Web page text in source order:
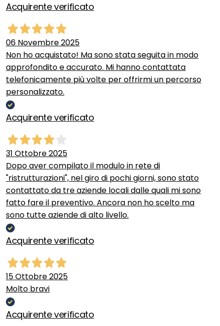
Acquirente verificato
06 Novembre 2025
Non ho acquistato! Ma sono stata seguita in modo
approfondito e accurato. Mi hanno contattata
telefonicamente più volte per offrirmi un percorso
personalizzato.
Acquirente verificato
31 Ottobre 2025
Dopo aver compilato il modulo in rete di
"ristrutturazioni", nel giro di pochi giorni, sono stato
contattato da tre aziende locali dalle quali mi sono
fatto fare il preventivo. Ancora non ho scelto ma
sono tutte aziende di alto livello.
Acquirente verificato
15 Ottobre 2025
Molto bravi
Acquirente verificato